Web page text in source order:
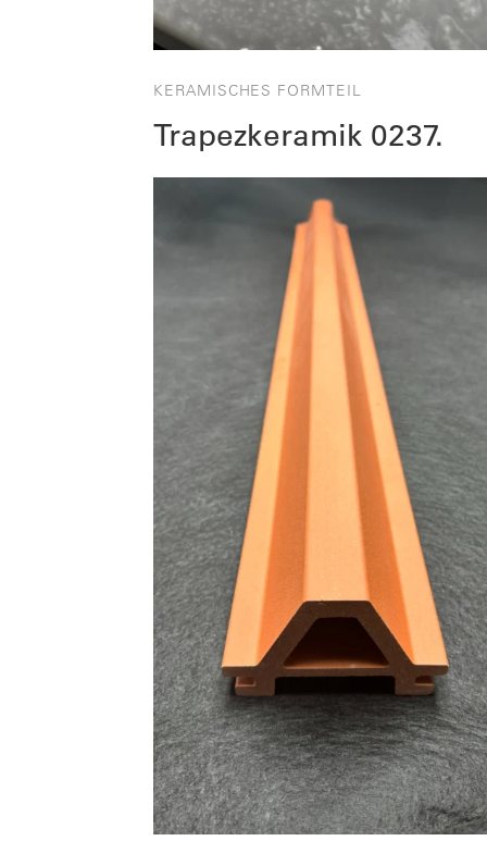
KERAMISCHES FORMTEIL
Trapezkeramik 0237.